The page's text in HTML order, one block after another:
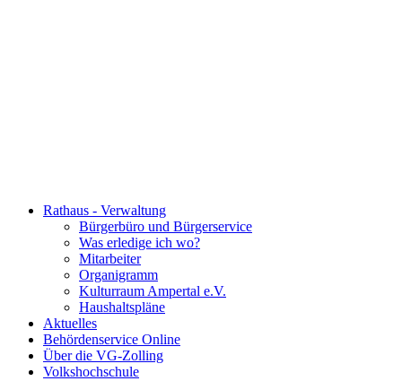
Rathaus - Verwaltung
Bürgerbüro und Bürgerservice
Was erledige ich wo?
Mitarbeiter
Organigramm
Kulturraum Ampertal e.V.
Haushaltspläne
Aktuelles
Behördenservice Online
Über die VG-Zolling
Volkshochschule